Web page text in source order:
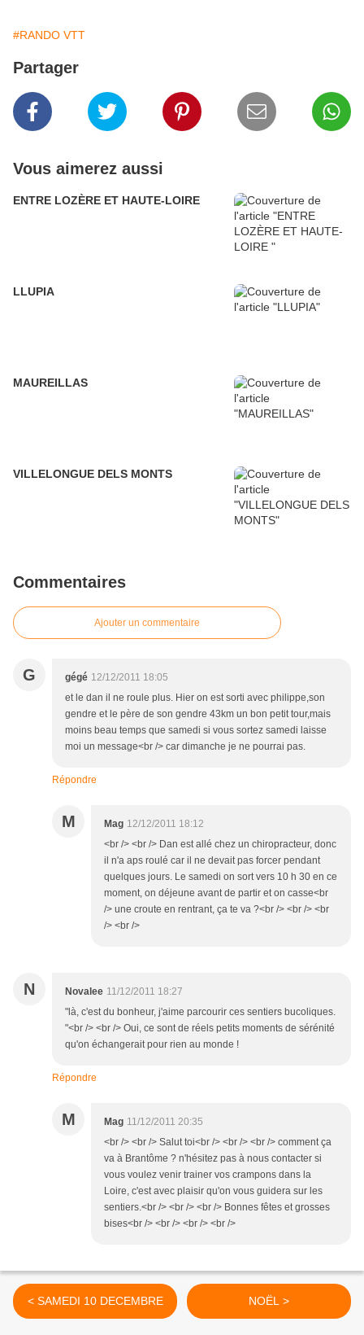
#RANDO VTT
Partager
Vous aimerez aussi
ENTRE LOZÈRE ET HAUTE-LOIRE
LLUPIA
MAUREILLAS
VILLELONGUE DELS MONTS
Commentaires
Ajouter un commentaire
G gégé 12/12/2011 18:05
et le dan il ne roule plus. Hier on est sorti avec philippe,son
gendre et le père de son gendre 43km un bon petit tour,mais
moins beau temps que samedi si vous sortez samedi laisse
moi un message<br /> car dimanche je ne pourrai pas.
Répondre
M Mag 12/12/2011 18:12
<br /> <br /> Dan est allé chez un chiropracteur, donc
il n'a aps roulé car il ne devait pas forcer pendant
quelques jours. Le samedi on sort vers 10 h 30 en ce
moment, on déjeune avant de partir et on casse<br
/> une croute en rentrant, ça te va ?<br /> <br /> <br
/> <br />
N Novalee 11/12/2011 18:27
"là, c'est du bonheur, j'aime parcourir ces sentiers bucoliques.
"<br /> <br /> Oui, ce sont de réels petits moments de sérénité
qu'on échangerait pour rien au monde !
Répondre
M Mag 11/12/2011 20:35
<br /> <br /> Salut toi<br /> <br /> <br /> comment ça
va à Brantôme ? n'hésitez pas à nous contacter si
vous voulez venir trainer vos crampons dans la
Loire, c'est avec plaisir qu'on vous guidera sur les
sentiers.<br /> <br /> <br /> Bonnes fêtes et grosses
bises<br /> <br /> <br /> <br />
< SAMEDI 10 DECEMBRE NOËL >